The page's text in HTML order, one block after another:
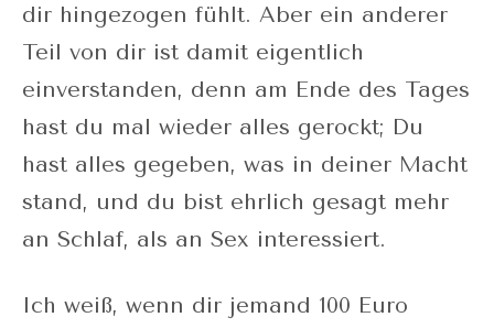
dir hingezogen fühlt. Aber ein anderer
Teil von dir ist damit eigentlich
einverstanden, denn am Ende des Tages
hast du mal wieder alles gerockt; Du
hast alles gegeben, was in deiner Macht
stand, und du bist ehrlich gesagt mehr
an Schlaf, als an Sex interessiert.
Ich weiß, wenn dir jemand 100 Euro